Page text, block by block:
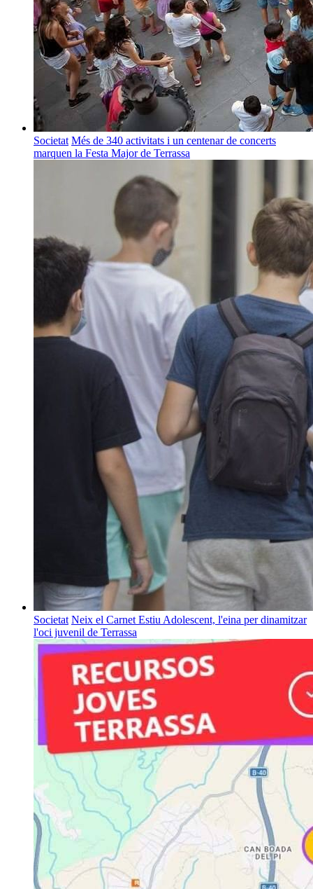
Societat Més de 340 activitats i un centenar de concerts
marquen la Festa Major de Terrassa
Societat Neix el Carnet Estiu Adolescent, l'eina per dinamitzar
l'oci juvenil de Terrassa